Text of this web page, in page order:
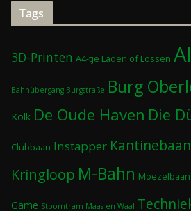
Tags
3D-Printen A4-tje Laden of Lossen
Bahnübergang Burgstraße Burg
Kolk De Oude Haven Die
Clubbaan Instapper Kantinebaan
Kringloop M-Bahn Moezelbaan
Game Stoomtram Maas en Waal